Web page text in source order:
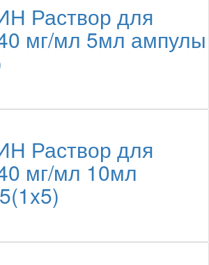
Раствор для
мг/мл 5мл ампулы
Раствор для
мг/мл 10мл